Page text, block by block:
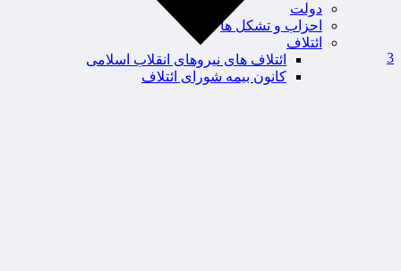
دولت
احزاب و تشکل ها
ائتلاف
ائتلاف های نیروهای انقلاب اسلامی
کانون بیمه شورای ائتلاف
3